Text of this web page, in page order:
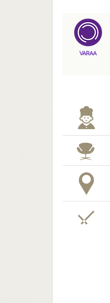
VARAA